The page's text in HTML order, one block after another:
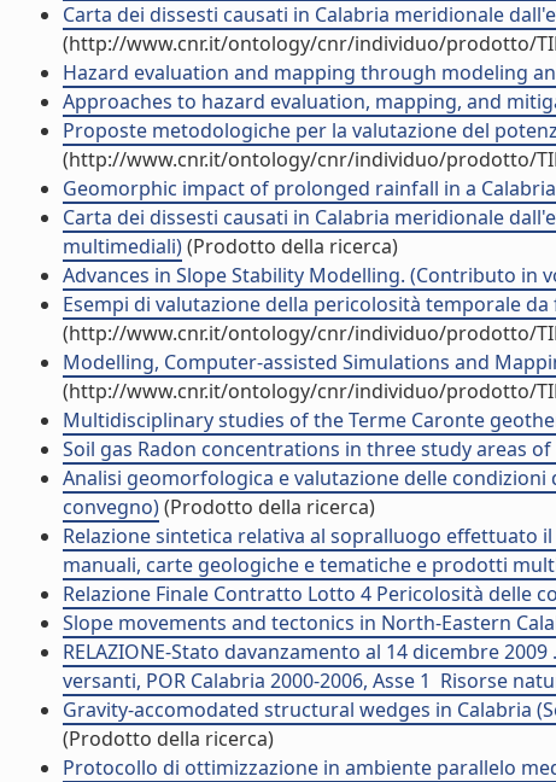
Carta dei dissesti causati in Calabria meridionale
(http://www.cnr.it/ontology/cnr/individuo/prodotto/
Hazard evaluation and mapping through modeling
Approaches to hazard evaluation, mapping, and
Proposte metodologiche per la valutazione del
(http://www.cnr.it/ontology/cnr/individuo/prodotto/
Geomorphic impact of prolonged rainfall in a
Carta dei dissesti causati in Calabria meridionale
multimediali)(Prodotto della ricerca)
Advances in Slope Stability Modelling. (Contributo in
Esempi di valutazione della pericolosità temporale
(http://www.cnr.it/ontology/cnr/individuo/prodotto/
Modelling, Computer-assisted Simulations and
(http://www.cnr.it/ontology/cnr/individuo/prodotto/
Multidisciplinary studies of the Terme Caronte
Soil gas Radon concentrations in three study areas
Analisi geomorfologica e valutazione delle condizioni
convegno)(Prodotto della ricerca)
Relazione sintetica relativa al sopralluogo effettuato
manuali, carte geologiche e tematiche e prodotti
Relazione Finale Contratto Lotto 4 Pericolosità delle
Slope movements and tectonics in North-Eastern
RELAZIONE-Stato davanzamento al 14 dicembre
versanti, POR Calabria 2000-2006, Asse 1  Risorse
Gravity-accomodated structural wedges in Calabria
(Prodotto della ricerca)
Protocollo di ottimizzazione in ambiente parallelo